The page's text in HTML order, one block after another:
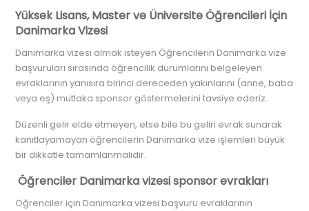
Yüksek Lisans, Master ve Üniversite Öğrencileri İçin
Danimarka Vizesi
Danimarka vizesi almak isteyen Öğrencilerin Danimarka vize
başvuruları sırasında öğrencilik durumlarını belgeleyen
evraklarının yanısıra birinci dereceden yakınlarını (anne, baba
veya eş) mutlaka sponsor göstermelerini tavsiye ederiz.
Düzenli gelir elde etmeyen, etse bile bu geliri evrak sunarak
kanıtlayamayan öğrencilerin Danimarka vize işlemleri büyük
bir dikkatle tamamlanmalıdır.
Öğrenciler Danimarka vizesi sponsor evrakları
Öğrenciler için Danimarka vizesi başvuru evraklarının